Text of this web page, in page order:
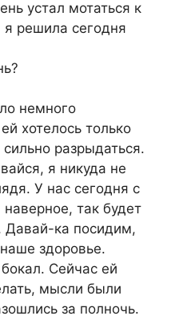
устал мотаться к
решила сегодня
немного
хотелось только
разрыдаться.
я никуда не
У нас сегодня с
так будет
Давай-ка посидим,
здоровье.
Сейчас ей
мысли были
за полночь.